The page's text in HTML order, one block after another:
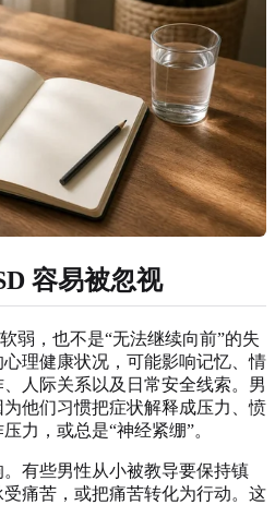
容易被忽视
弱，也不是“无法继续向前”的失
理健康状况，可能影响记忆、情
人际关系以及日常安全线索。男
他们习惯把症状解释成压力、愤
力，或总是“神经紧绷”。
有些男性从小被教导要保持镇
痛苦，或把痛苦转化为行动。这